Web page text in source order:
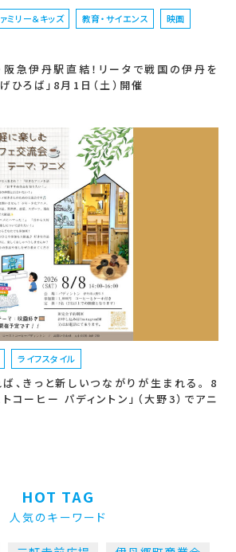
ミリー＆キッズ 教育・サイエンス 映画
急伊丹駅直結！リータで戦国の伊丹を
ひろば」8月1日（土）開催
ライフスタイル
、きっと新しいつながりが生まれる。 8
コーヒー パディントン」（大野3）でアニ
HOT TAG
人気のキーワード